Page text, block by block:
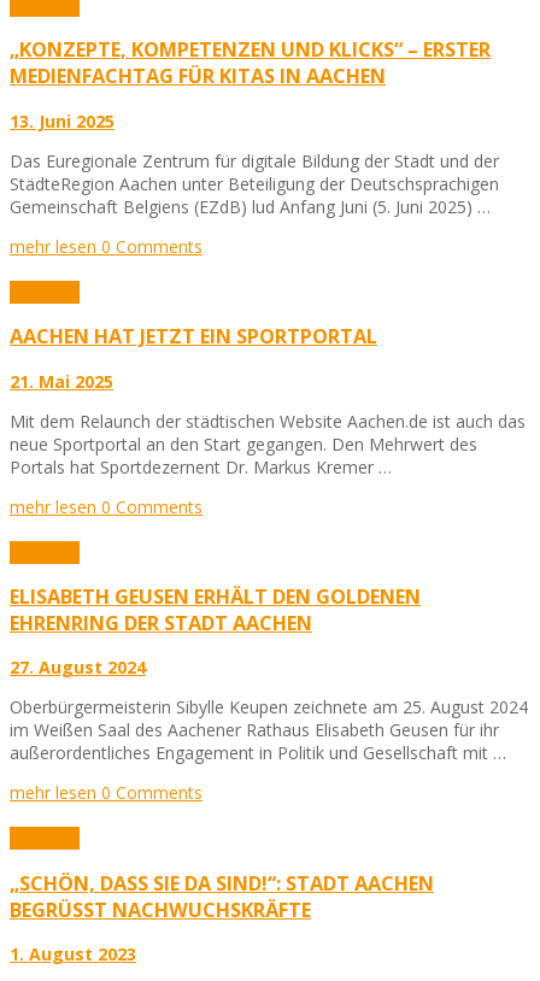
„KONZEPTE, KOMPETENZEN UND KLICKS“ – ERSTER
MEDIENFACHTAG FÜR KITAS IN AACHEN
13. Juni 2025
Das Euregionale Zentrum für digitale Bildung der Stadt und der
StädteRegion Aachen unter Beteiligung der Deutschsprachigen
Gemeinschaft Belgiens (EZdB) lud Anfang Juni (5. Juni 2025) …
mehr lesen 0 Comments
AACHEN HAT JETZT EIN SPORTPORTAL
21. Mai 2025
Mit dem Relaunch der städtischen Website Aachen.de ist auch das
neue Sportportal an den Start gegangen. Den Mehrwert des
Portals hat Sportdezernent Dr. Markus Kremer …
mehr lesen 0 Comments
ELISABETH GEUSEN ERHÄLT DEN GOLDENEN
EHRENRING DER STADT AACHEN
27. August 2024
Oberbürgermeisterin Sibylle Keupen zeichnete am 25. August 2024
im Weißen Saal des Aachener Rathaus Elisabeth Geusen für ihr
außerordentliches Engagement in Politik und Gesellschaft mit …
mehr lesen 0 Comments
„SCHÖN, DASS SIE DA SIND!“: STADT AACHEN
BEGRÜSST NACHWUCHSKRÄFTE
1. August 2023